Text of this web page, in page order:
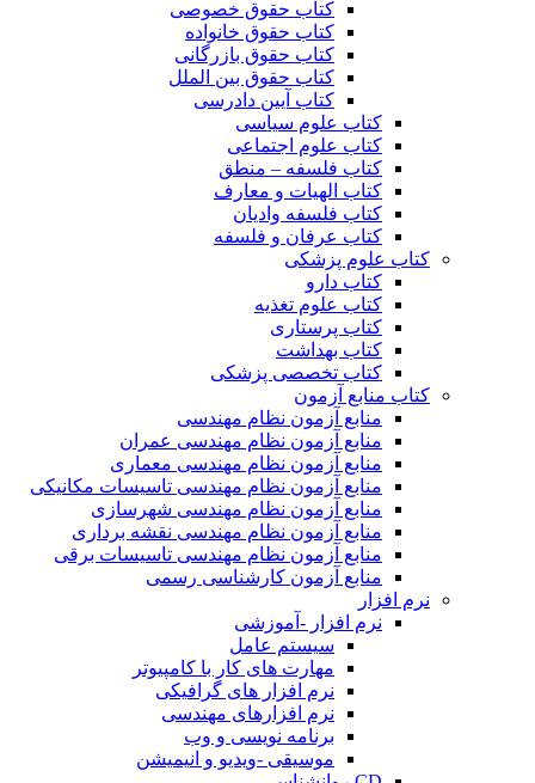
کتاب حقوق خصوصی
کتاب حقوق خانواده
کتاب حقوق بازرگانی
کتاب حقوق بین الملل
کتاب آیین دادرسی
کتاب علوم سیاسی
کتاب علوم اجتماعی
کتاب فلسفه – منطق
کتاب الهیات و معارف
کتاب فلسفه وادیان
کتاب عرفان و فلسفه
کتاب علوم پزشکی
کتاب دارو
کتاب علوم تغذیه
کتاب پرستاری
کتاب بهداشت
کتاب تخصصی پزشکی
کتاب منابع آزمون
منابع آزمون نظام مهندسی
منابع آزمون نظام مهندسی عمران
منابع آزمون نظام مهندسی معماری
منابع آزمون نظام مهندسی تاسیسات مکانیکی
منابع آزمون نظام مهندسی شهرسازی
منابع آزمون نظام مهندسی نقشه برداری
منابع آزمون نظام مهندسی تاسیسات برقی
منابع آزمون کارشناسی رسمی
نرم افزار
نرم افزار -آموزشی
سیستم عامل
مهارت های کار با کامپیوتر
نرم افزار های گرافیکی
نرم افزارهای مهندسی
برنامه نویسی و وب
موسیقی -ویدیو و انیمیشن